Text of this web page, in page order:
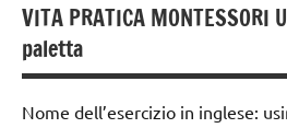
dai
3 ai
6
VITA PRATICA MONTESSORI
paletta
Nome dell’esercizio in inglese: